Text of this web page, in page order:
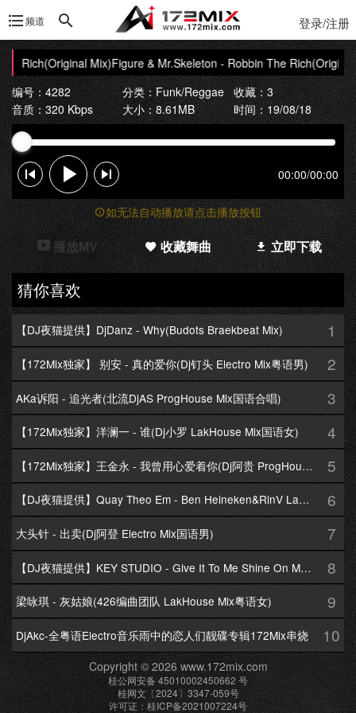
频道 登录/注册
Rich(Original Mix)Figure & Mr.Skeleton - Robbin The Rich(Original
编号：4282
分类：Funk/Reggae 收藏：3
音质：320 Kbps
大小：8.61MB 时间：19/08/18
00:00/00:00
如无法自动播放请点击播放按钮
播放MV 收藏舞曲 立即下载
猜你喜欢
【DJ夜猫提供】DjDanz - Why(Budots Braekbeat Mix) 1
【172Mix独家】 别安 - 真的爱你(Dj钉头 Electro Mix粤语男) 2
AKa诉阳 - 追光者(北流DjAS ProgHouse Mix国语合唱) 3
【172Mix独家】洋澜一 - 谁(Dj小罗 LakHouse Mix国语女) 4
【172Mix独家】王金永 - 我曾用心爱着你(Dj阿贵 ProgHouse Mix国语男) 5
【DJ夜猫提供】Quay Theo Em - Ben Heineken&RinV LakHouse Mix 6
大头针 - 出卖(Dj阿登 Electro Mix国语男) 7
【DJ夜猫提供】KEY STUDIO - Give It To Me Shine On Me By Lambo Thea 8
梁咏琪 - 灰姑娘(426编曲团队 LakHouse Mix粤语女) 9
DjAkc-全粤语Electro音乐雨中的恋人们靓碟专辑172Mix串烧 10
Copyright © 2026 www.172mix.com
桂公网安备 45010002450662 号
桂网文〔2024〕3347-059号
许可证：桂ICP备2021007224号